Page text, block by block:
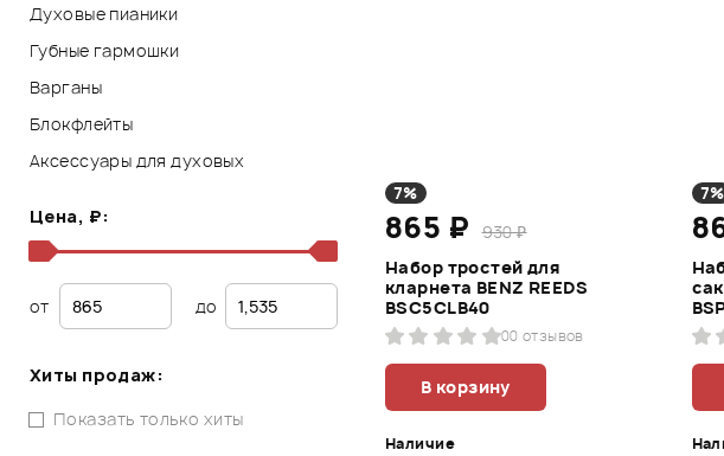
Духовые пианики
Губные гармошки
Варганы
Блокфлейты
Аксессуары для духовых
Цена, ₽:
от до
Хиты продаж:
Показать только хиты
7%
865 ₽
930 ₽
Набор тростей для
кларнета BENZ REEDS
BSC5CLB40
00 отзывов
В корзину
Наличие
7%